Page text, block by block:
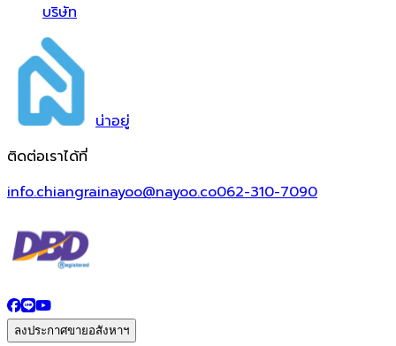
บริษัท
น่าอยู่
ติดต่อเราได้ที่
info.chiangrainayoo@nayoo.co062-310-7090
ลงประกาศขายอสังหาฯ